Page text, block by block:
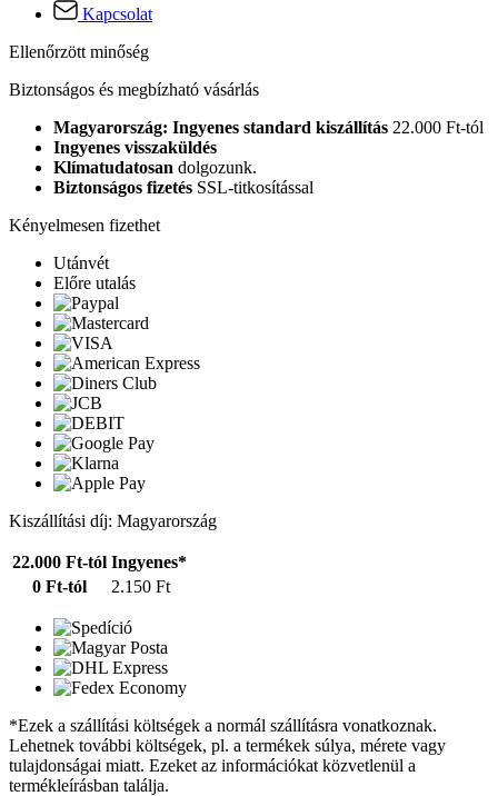
Kapcsolat
Ellenőrzött minőség
Biztonságos és megbízható vásárlás
Magyarország: Ingyenes standard kiszállítás 22.000 Ft-tól
Ingyenes visszaküldés
Klímatudatosan dolgozunk.
Biztonságos fizetés SSL-titkosítással
Kényelmesen fizethet
Utánvét
Előre utalás
Kiszállítási díj: Magyarország
22.000 Ft-tól Ingyenes*
0 Ft-tól
2.150 Ft
*Ezek a szállítási költségek a normál szállításra vonatkoznak.
Lehetnek további költségek, pl. a termékek súlya, mérete vagy
tulajdonságai miatt. Ezeket az információkat közvetlenül a
termékleírásban találja.